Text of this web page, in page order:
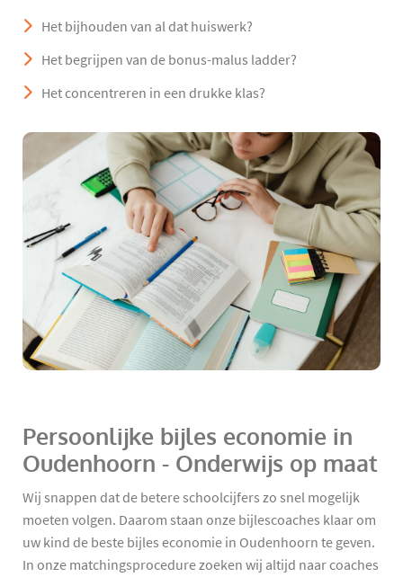
Het bijhouden van al dat huiswerk?
Het begrijpen van de bonus-malus ladder?
Het concentreren in een drukke klas?
Persoonlijke bijles economie in
Oudenhoorn - Onderwijs op maat
Wij snappen dat de betere schoolcijfers zo snel mogelijk
moeten volgen. Daarom staan onze bijlescoaches klaar om
uw kind de beste bijles economie in Oudenhoorn te geven.
In onze matchingsprocedure zoeken wij altijd naar coaches